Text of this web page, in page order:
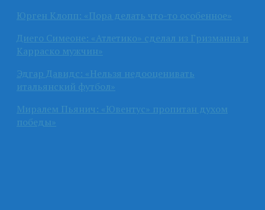
Юрген Клопп: «Пора делать что-то особенное»
Диего Симеоне: «Атлетико» сделал из Гризманна и
Карраско мужчин»
Эдгар Давидс: «Нельзя недооценивать
итальянский футбол»
Миралем Пьянич: «Ювентус» пропитан духом
победы»